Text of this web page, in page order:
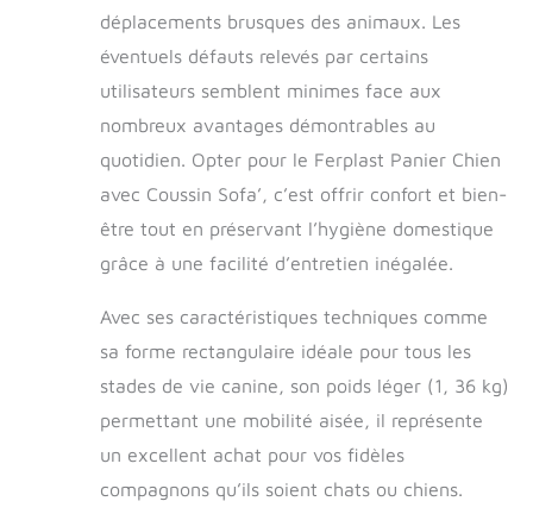
déplacements brusques des animaux. Les
éventuels défauts relevés par certains
utilisateurs semblent minimes face aux
nombreux avantages démontrables au
quotidien. Opter pour le Ferplast Panier Chien
avec Coussin Sofa’, c’est offrir confort et bien-
être tout en préservant l’hygiène domestique
grâce à une facilité d’entretien inégalée.
Avec ses caractéristiques techniques comme
sa forme rectangulaire idéale pour tous les
stades de vie canine, son poids léger (1, 36 kg)
permettant une mobilité aisée, il représente
un excellent achat pour vos fidèles
compagnons qu’ils soient chats ou chiens.